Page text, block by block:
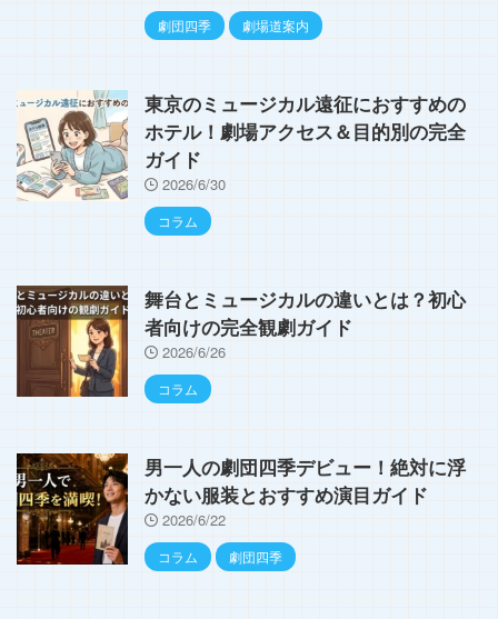
劇団四季 劇場道案内
東京のミュージカル遠征におすすめの
ホテル！劇場アクセス＆目的別の完全
ガイド
2026/6/30
コラム
舞台とミュージカルの違いとは？初心
者向けの完全観劇ガイド
2026/6/26
コラム
男一人の劇団四季デビュー！絶対に浮
かない服装とおすすめ演目ガイド
2026/6/22
コラム 劇団四季